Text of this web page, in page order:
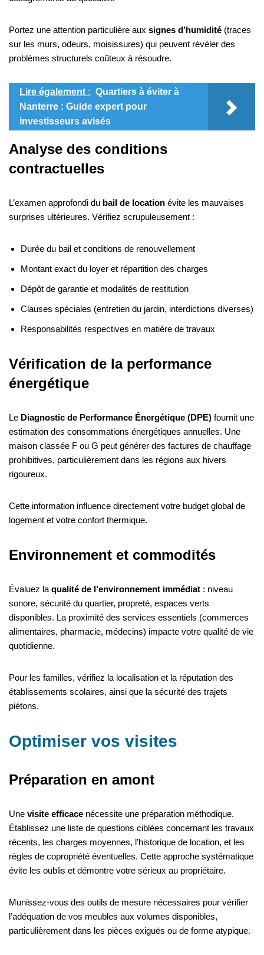
Portez une attention particulière aux signes d’humidité (traces
sur les murs, odeurs, moisissures) qui peuvent révéler des
problèmes structurels coûteux à résoudre.
Lire également : Quartiers à éviter à
Nanterre : Guide expert pour
investisseurs avisés
Analyse des conditions
contractuelles
L’examen approfondi du bail de location évite les mauvaises
surprises ultérieures. Vérifiez scrupuleusement :
Durée du bail et conditions de renouvellement
Montant exact du loyer et répartition des charges
Dépôt de garantie et modalités de restitution
Clauses spéciales (entretien du jardin, interdictions diverses)
Responsabilités respectives en matière de travaux
Vérification de la performance
énergétique
Le Diagnostic de Performance Énergétique (DPE) fournit une
estimation des consommations énergétiques annuelles. Une
maison classée F ou G peut générer des factures de chauffage
prohibitives, particulièrement dans les régions aux hivers
rigoureux.
Cette information influence directement votre budget global de
logement et votre confort thermique.
Environnement et commodités
Évaluez la qualité de l’environnement immédiat : niveau
sonore, sécurité du quartier, propreté, espaces verts
disponibles. La proximité des services essentiels (commerces
alimentaires, pharmacie, médecins) impacte votre qualité de vie
quotidienne.
Pour les familles, vérifiez la localisation et la réputation des
établissements scolaires, ainsi que la sécurité des trajets
piétons.
Optimiser vos visites
Préparation en amont
Une visite efficace nécessite une préparation méthodique.
Établissez une liste de questions ciblées concernant les travaux
récents, les charges moyennes, l’historique de location, et les
règles de copropriété éventuelles. Cette approche systématique
évite les oublis et démontre votre sérieux au propriétaire.
Munissez-vous des outils de mesure nécessaires pour vérifier
l’adéquation de vos meubles aux volumes disponibles,
particulièrement dans les pièces exiguës ou de forme atypique.